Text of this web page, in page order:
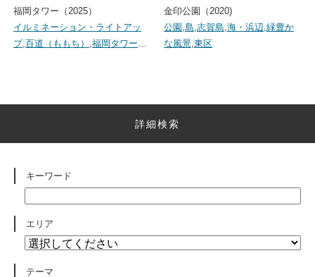
福岡タワー（2025）
イルミネーション・ライトアッ
プ,百道（ももち） ,福岡タワー…
金印公園（2020)
公園 ,島,志賀島,海・浜辺,緑豊か
な風景,東区
詳細検索
キーワード
エリア
テーマ